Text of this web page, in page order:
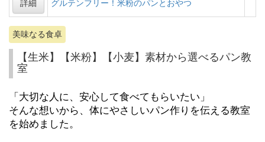
詳細 グルテンフリー！米粉のパンとおやつ
美味なる食卓
【生米】【米粉】【小麦】素材から選べるパン教
室
「大切な人に、安心して食べてもらいたい」
そんな想いから、体にやさしいパン作りを伝える教室
を始めました。